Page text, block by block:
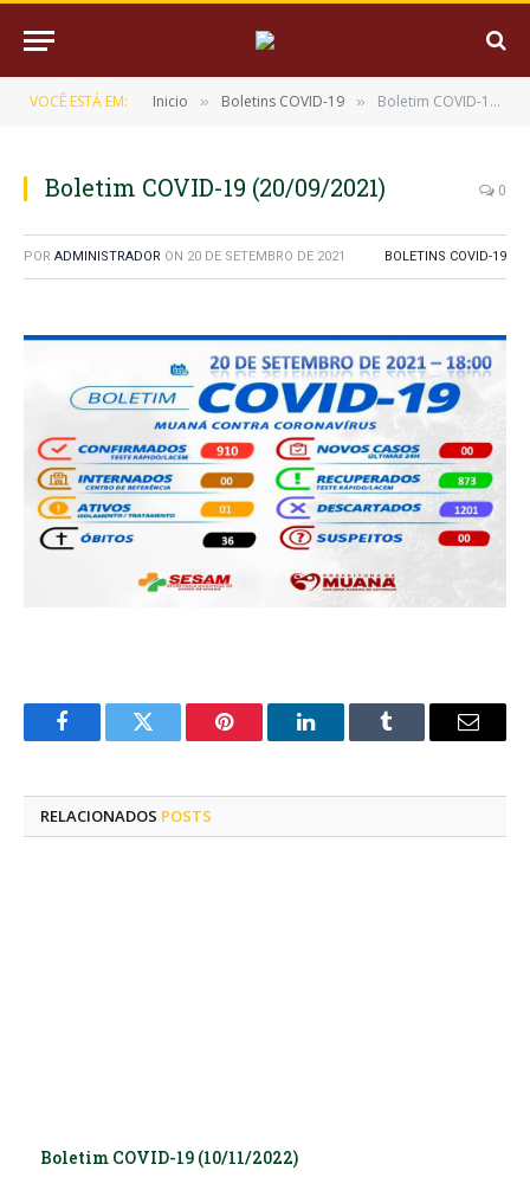
VOCÊ ESTÁ EM: Inicio » Boletins COVID-19 » Boletim COVID-19 (20/09/2021)
Boletim COVID-19 (20/09/2021) 0
POR ADMINISTRADOR ON 20 DE SETEMBRO DE 2021 BOLETINS COVID-19
FacebookTwitter Pinterest LinkedInTumblr
E-
RELACIONADOS POSTS
Boletim COVID-19 (10/11/2022)